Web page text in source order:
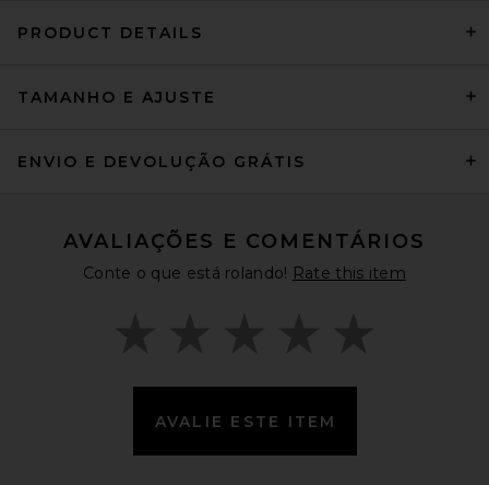
in Red
PRODUCT DETAILS
TAMANHO E AJUSTE
ENVIO E DEVOLUÇÃO GRÁTIS
AVALIAÇÕES E COMENTÁRIOS
Conte o que está rolando! Rate this item
AVALIE ESTE ITEM